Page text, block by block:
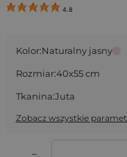
4.8
Kolor:Naturalny jasny
Rozmiar:40x55 cm
Tkanina:Juta
Zobacz wszystkie
–